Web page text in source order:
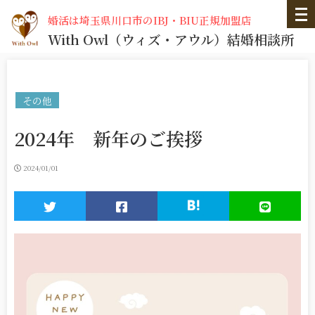
婚活は埼玉県川口市のIBJ・BIU正規加盟店
With Owl （ウィズ・アウル） 結婚相談所
その他
2024年 新年のご挨拶
2024/01/01